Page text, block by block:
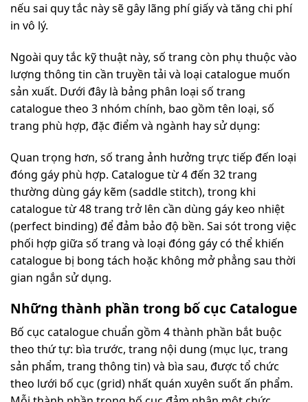
nếu sai quy tắc này sẽ gây lãng phí giấy và tăng chi phí
in vô lý.
Ngoài quy tắc kỹ thuật này, số trang còn phụ thuộc vào
lượng thông tin cần truyền tải và loại catalogue muốn
sản xuất. Dưới đây là bảng phân loại số trang
catalogue theo 3 nhóm chính, bao gồm tên loại, số
trang phù hợp, đặc điểm và ngành hay sử dụng:
Quan trọng hơn, số trang ảnh hưởng trực tiếp đến loại
đóng gáy phù hợp. Catalogue từ 4 đến 32 trang
thường dùng gáy kẽm (saddle stitch), trong khi
catalogue từ 48 trang trở lên cần dùng gáy keo nhiệt
(perfect binding) để đảm bảo độ bền. Sai sót trong việc
phối hợp giữa số trang và loại đóng gáy có thể khiến
catalogue bị bong tách hoặc không mở phẳng sau thời
gian ngắn sử dụng.
Những thành phần trong bố cục Catalogue
Bố cục catalogue chuẩn gồm 4 thành phần bắt buộc
theo thứ tự: bìa trước, trang nội dung (mục lục, trang
sản phẩm, trang thông tin) và bìa sau, được tổ chức
theo lưới bố cục (grid) nhất quán xuyên suốt ấn phẩm.